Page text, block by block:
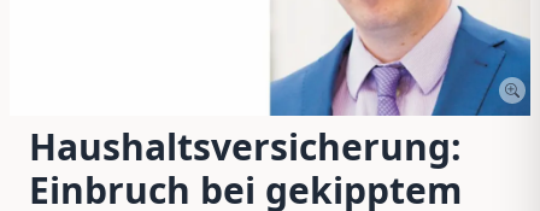
Haushaltsversicherung:
Einbruch bei gekipptem